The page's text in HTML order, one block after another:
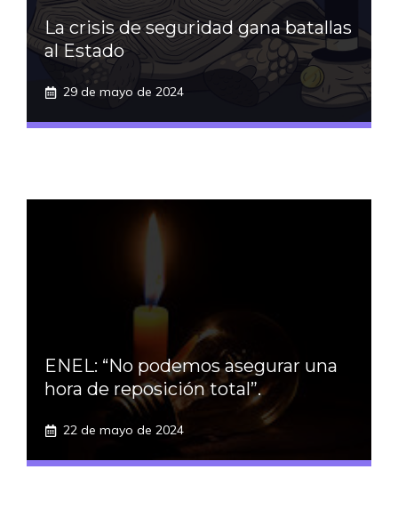
La crisis de seguridad gana batallas
al Estado
29 de mayo de 2024
ENEL: “No podemos asegurar una
hora de reposición total”.
22 de mayo de 2024